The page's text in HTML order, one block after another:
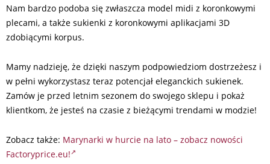
Nam bardzo podoba się zwłaszcza model midi z koronkowymi
plecami, a także sukienki z koronkowymi aplikacjami 3D
zdobiącymi korpus.
Mamy nadzieję, że dzięki naszym podpowiedziom dostrzeżesz i
w pełni wykorzystasz teraz potencjał eleganckich sukienek.
Zamów je przed letnim sezonem do swojego sklepu i pokaż
klientkom, że jesteś na czasie z bieżącymi trendami w modzie!
Zobacz także: Marynarki w hurcie na lato – zobacz nowości
Factoryprice.eu!